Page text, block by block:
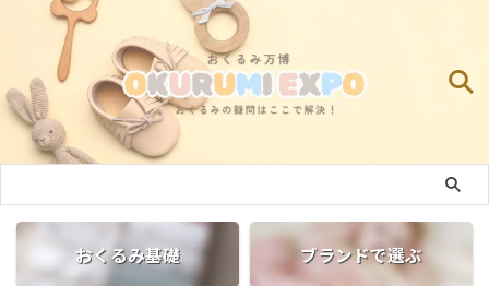
おくるみ基礎 ブランドで選ぶ